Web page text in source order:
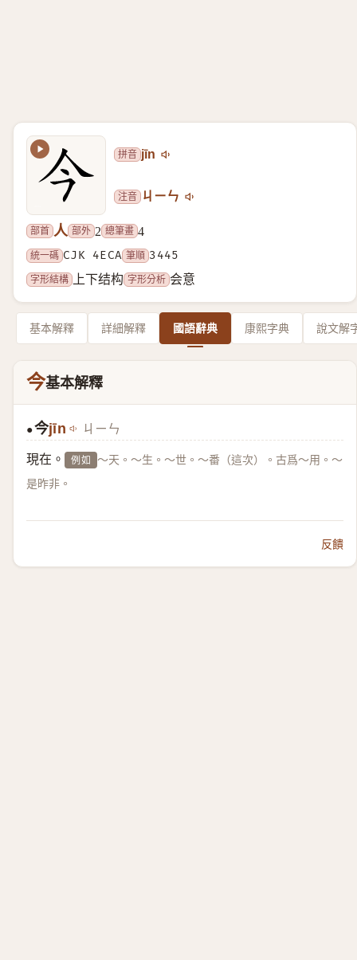
拼音 jīn
注音 ㄐㄧㄣ
部首 人 部外 2 總筆畫 4
統一碼 CJK 4ECA 筆順 3445
字形結構
上下结构 字形分析 会意
基本解釋 詳細解釋 國語辭典 康熙字典 說文解
今基本解釋
●今jīn ㄐㄧㄣ
現在。 例如 ～天。～生。～世。～番（這次）。古爲～用。～
是昨非。
反饋